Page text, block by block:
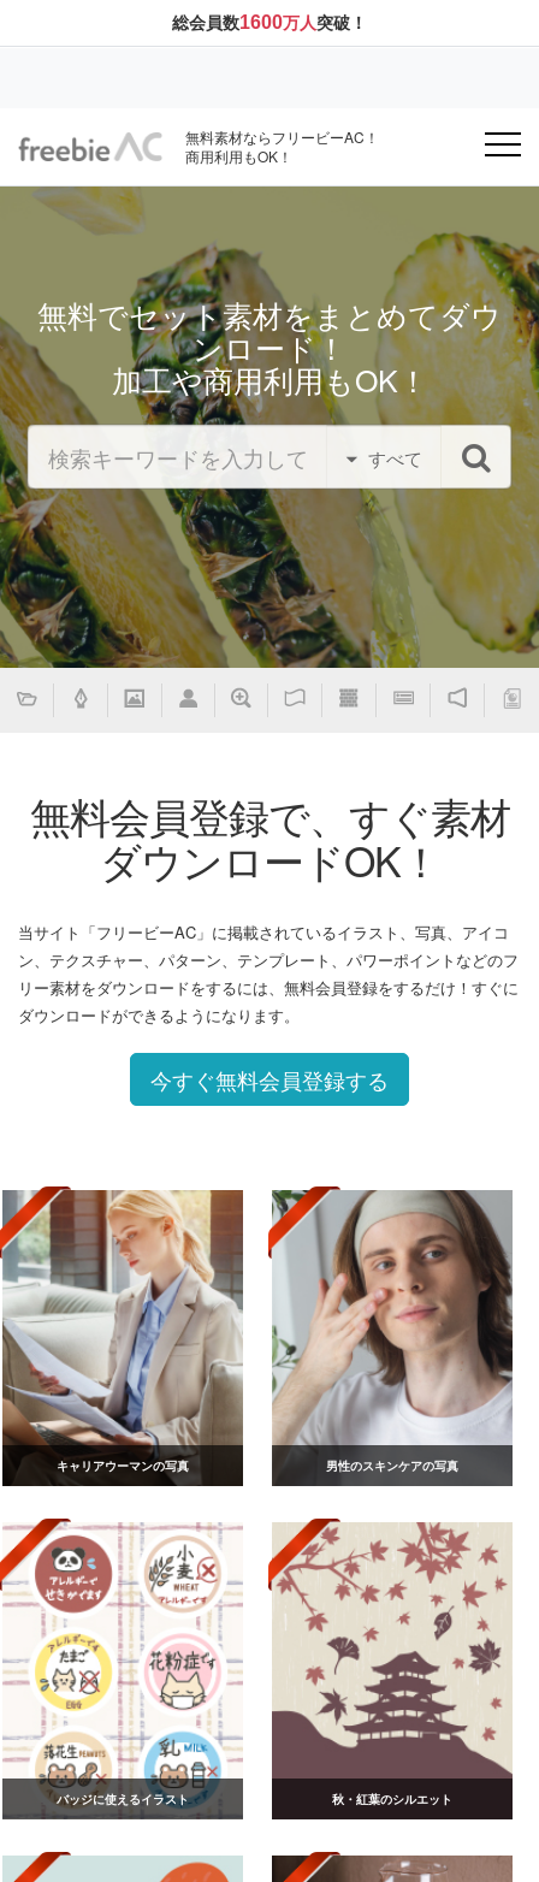
総会員数1600万人突破！
無料素材ならフリービーAC！
商用利用もOK！
無料でセット素材をまとめてダウ
ンロード！
加工や商用利用もOK！
すべて
無料会員登録で、すぐ素材
ダウンロードOK！
当サイト「フリービーAC」に掲載されているイラスト、写真、アイコ
ン、テクスチャー、パターン、テンプレート、パワーポイントなどのフ
リー素材をダウンロードをするには、無料会員登録をするだけ！すぐに
ダウンロードができるようになります。
今すぐ無料会員登録する
キャリアウーマンの写真 男性のスキンケアの写真
バッジに使えるイラスト 秋・紅葉のシルエット